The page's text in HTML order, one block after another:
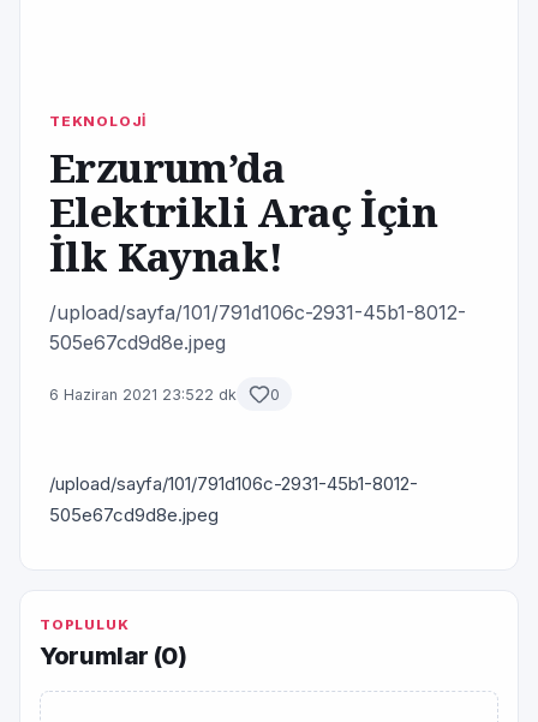
TEKNOLOJİ
Erzurum’da
Elektrikli Araç İçin
İlk Kaynak!
/upload/sayfa/101/791d106c-2931-45b1-8012-
505e67cd9d8e.jpeg
6 Haziran 2021 23:522 dk 0
/upload/sayfa/101/791d106c-2931-45b1-8012-
505e67cd9d8e.jpeg
TOPLULUK
Yorumlar (0)